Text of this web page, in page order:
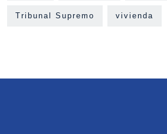
Tribunal Supremo vivienda